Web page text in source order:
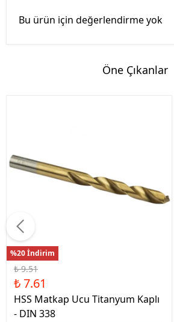
Bu ürün için değerlendirme yok
Öne Çıkanlar
%20 İndirim
₺ 9.51
₺ 7.61
HSS Matkap Ucu Titanyum Kaplı
- DIN 338